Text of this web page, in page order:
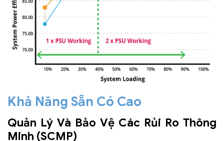
Khả Năng Sẵn Có Cao
Quản Lý Và Bảo Vệ Các Rủi Ro Thông
Minh (SCMP)